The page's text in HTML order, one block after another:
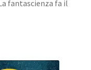
fantascienza fa il